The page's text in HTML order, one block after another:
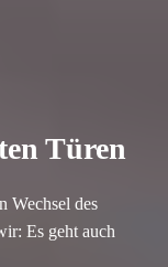
Türen
Wechsel des
Es geht auch